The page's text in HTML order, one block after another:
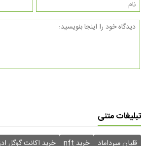
تبلیغات متنی
قلیان میرداماد خرید nft خرید اکانت گوگل